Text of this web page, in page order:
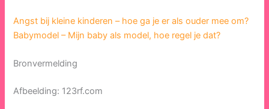
Angst bij kleine kinderen – hoe ga je er als ouder mee om?
Babymodel – Mijn baby als model, hoe regel je dat?
Bronvermelding
Afbeelding: 123rf.com